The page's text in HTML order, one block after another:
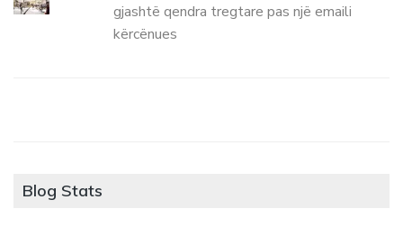
gjashtë qendra tregtare pas një emaili
kërcënues
Blog Stats